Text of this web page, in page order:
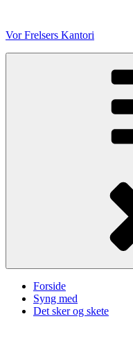
indhold
Vor Frelsers Kantori
Forside
Syng med
Det sker og skete